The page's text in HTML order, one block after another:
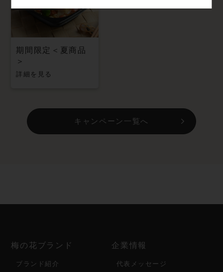
期間限定＜夏商品
＞
詳細を見る
キャンペーン一覧へ
梅の花ブランド
ブランド紹介
企業情報
代表メッセージ